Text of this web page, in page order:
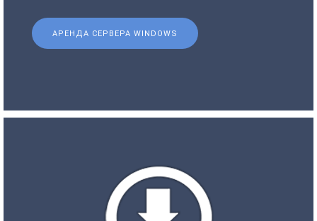
АРЕНДА СЕРВЕРА WINDOWS